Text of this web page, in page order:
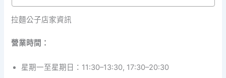
拉麵公子店家資訊
營業時間：
星期一至星期日：11:30–13:30, 17:30–20:30